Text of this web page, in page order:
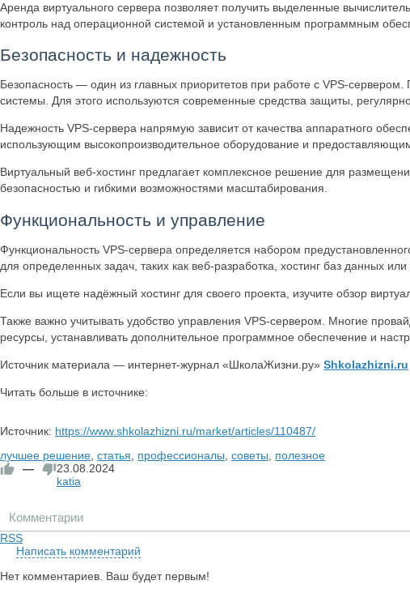
Аренда виртуального сервера позволяет получить выделенные
контроль над операционной системой и установленным программным
Безопасность и надежность
Безопасность — один из главных приоритетов при работе с VPS-
системы. Для этого используются современные средства защиты,
Надежность VPS-сервера напрямую зависит от качества аппаратного
использующим высокопроизводительное оборудование и
Виртуальный веб-хостинг предлагает комплексное решение для
безопасностью и гибкими возможностями масштабирования.
Функциональность и управление
Функциональность VPS-сервера определяется набором
для определенных задач, таких как веб-разработка, хостинг баз данных
Если вы ищете надёжный хостинг для своего проекта, изучите обзор
Также важно учитывать удобство управления VPS-сервером. Многие
ресурсы, устанавливать дополнительное программное обеспечение и
Источник материала — интернет-журнал «ШколаЖизни.ру» Shkolazhizni.ru
Читать больше в источнике:
Источник: https://www.shkolazhizni.ru/market/articles/110487/
лучшее решение статья профессионалы советы
полезное
—
23.08.2024
katia
Комментарии
RSS
Написать комментарий
Нет комментариев. Ваш будет первым!